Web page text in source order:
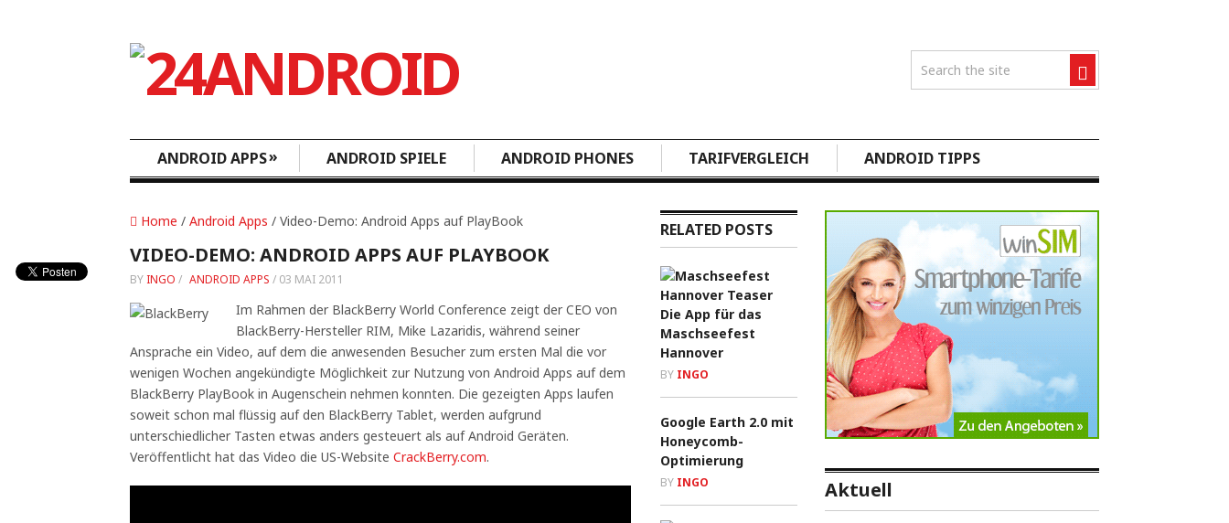
ANDROID APPS» ANDROID SPIELE ANDROID PHONES TARIFVERGLEICH ANDROID TIPPS
Home / Android Apps / Video-Demo: Android Apps auf PlayBook
VIDEO-DEMO: ANDROID APPS AUF PLAYBOOK
BY INGO / ANDROID APPS / 03 MAI 2011
Im Rahmen der BlackBerry World Conference zeigt der CEO von
BlackBerry-Hersteller RIM, Mike Lazaridis, während seiner
Ansprache ein Video, auf dem die anwesenden Besucher zum ersten Mal die vor
wenigen Wochen angekündigte Möglichkeit zur Nutzung von Android Apps auf dem
BlackBerry PlayBook in Augenschein nehmen konnten. Die gezeigten Apps laufen
soweit schon mal flüssig auf den BlackBerry Tablet, werden aufgrund
unterschiedlicher Tasten etwas anders gesteuert als auf Android Geräten.
Veröffentlicht hat das Video die US-Website CrackBerry.com.
RELATED POSTS
Die App für das
Maschseefest
Hannover
BY INGO
Google Earth 2.0 mit
Honeycomb-
Optimierung
BY INGO Aktuell